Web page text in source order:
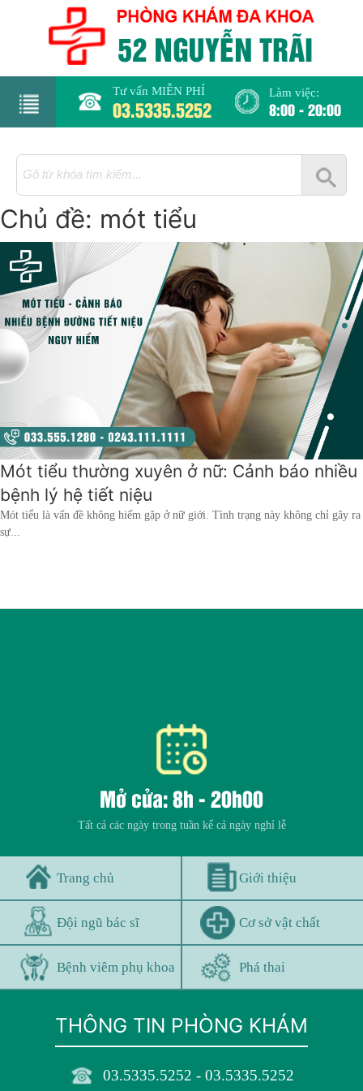
Tư vấn MIỄN PHÍ
03.5335.5252
Làm việc:
8:00 - 20:00
Chủ đề: mót tiểu
Mót tiểu thường xuyên ở nữ: Cảnh báo nhiều
bệnh lý hệ tiết niệu
Mót tiểu là vấn đề không hiếm gặp ở nữ giới. Tình trạng này không chỉ gây ra
sự...
Mở cửa: 8h - 20h00
Tất cả các ngày trong tuần kể cả ngày nghỉ lễ
Trang chủ Giới thiệu
Đội ngũ bác sĩ Cơ sở vật chất
Bệnh viêm phụ khoa Phá thai
THÔNG TIN PHÒNG KHÁM
03.5335.5252 - 03.5335.5252